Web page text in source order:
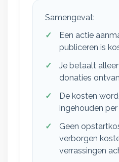
Samengevat:
Een actie
publiceren is
Je betaalt
donaties
De kosten
ingehouden
Geen
verborgen
verrassingen